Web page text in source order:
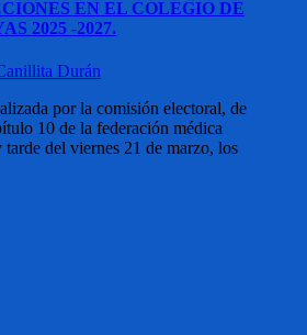
EN EL COLEGIO DE
2025 -2027.
Durán
por la comisión electoral, de
10 de la federación médica
del viernes 21 de marzo, los